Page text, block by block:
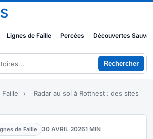
Lignes de Faille Percées Découvertes
Rechercher
›
Radar au sol à Rottnest : des sites
de Faille 30 AVRIL 20261 MIN